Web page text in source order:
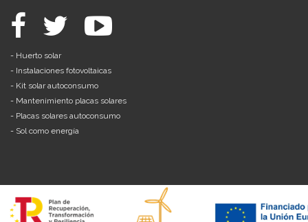
- Huerto solar
- Instalaciones fotovoltaicas
- Kit solar autoconsumo
- Mantenimiento placas solares
- Placas solares autoconsumo
- Sol como energía